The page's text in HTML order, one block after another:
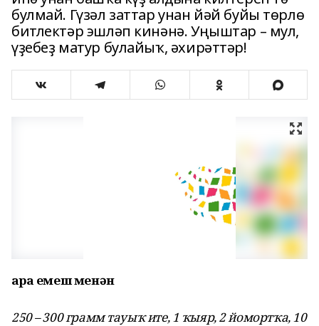
булмай. Гүзәл заттар унан йәй буйы төрлө
битлектәр эшләп кинәнә. Уңыштар – мул,
үҙебеҙ матур булайыҡ, әхирәттәр!
Ҡара емеш менән
250 – 300 грамм тауыҡ ите, 1 ҡыяр, 2 йомортҡа, 10